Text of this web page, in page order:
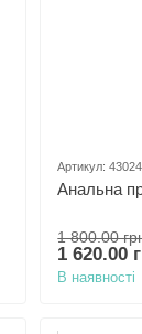
Артикул:
Анальна
1 800.00
1 620.00
В наявності